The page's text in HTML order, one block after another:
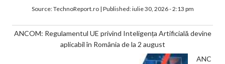
Source:TechnoReport.ro| Published:iulie 30, 2026 - 2:13 pm
ANCOM: Regulamentul UE privind Inteligența Artificială devine
aplicabil în România de la 2 august
ANC